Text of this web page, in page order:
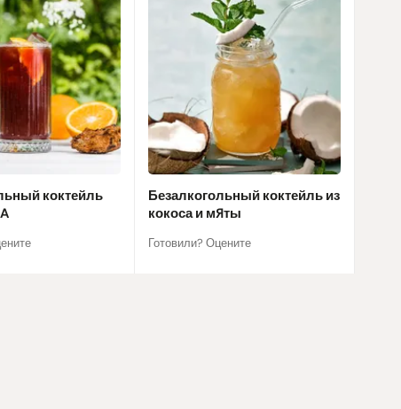
коктейль
Безалкогольный коктейль из
кокоса и мяты
Готовили? Оцените